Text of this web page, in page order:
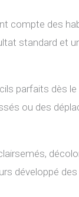
compte des
standard et
parfaits dès
ou des
développé